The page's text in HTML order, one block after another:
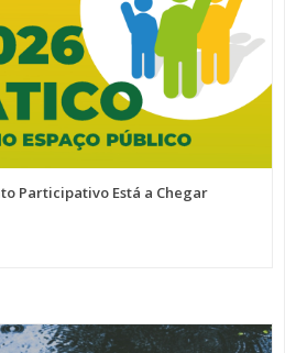
Participativo Está a Chegar